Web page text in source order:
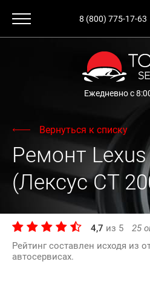
8 (800) 775-17-63
Ежедневно с
Вернуться к списку
Ремонт
(Лексус СТ
4,7 из 5 25
Рейтинг составлен исходя из
автосервисах.